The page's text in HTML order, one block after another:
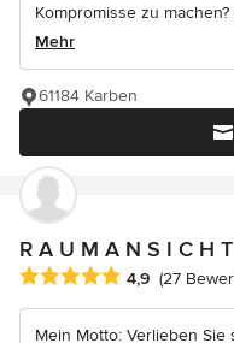
Kompromisse zu
Mehr
61184 Karben
R A U M A N S I C H
Durchschnittliche
4,9 (27
Mein Motto: Verlieben Sie